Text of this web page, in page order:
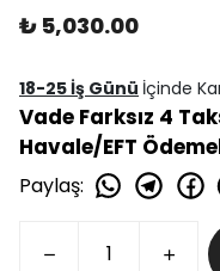
₺ 5,030.00
18-25 İş Günü İçinde
Vade Farksız 4
Havale/EFT
Paylaş: